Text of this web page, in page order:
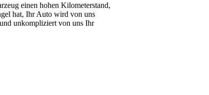
einen hohen Kilometerstand,
hat, Ihr Auto wird von uns
unkompliziert von uns Ihr